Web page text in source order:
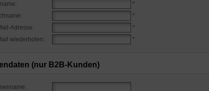
*
*
Adresse:
*
wiederholen:
*
(nur B2B-Kunden)